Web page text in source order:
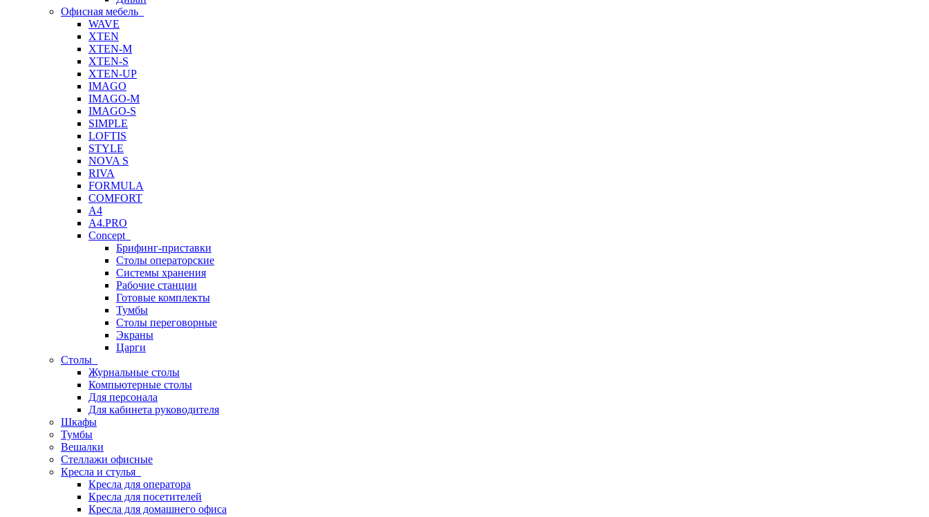
Офисная мебель
WAVE
XTEN
XTEN-M
XTEN-S
XTEN-UP
IMAGO
IMAGO-M
IMAGO-S
SIMPLE
LOFTIS
STYLE
NOVA S
RIVA
FORMULA
COMFORT
A4
A4.PRO
Concept
Брифинг-приставки
Столы операторские
Системы хранения
Рабочие станции
Готовые комплекты
Тумбы
Столы переговорные
Экраны
Царги
Столы
Журнальные столы
Компьютерные столы
Для персонала
Для кабинета руководителя
Шкафы
Тумбы
Вешалки
Стеллажи офисные
Кресла и стулья
Кресла для оператора
Кресла для посетителей
Кресла для домашнего офиса